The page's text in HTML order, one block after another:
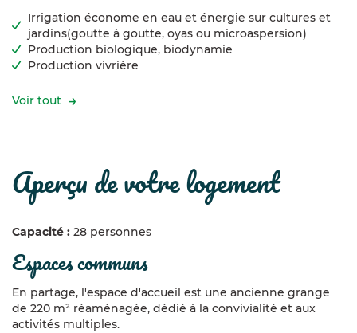
Irrigation économe en eau et énergie sur cultures et
jardins(goutte à goutte, oyas ou microaspersion)
Production biologique, biodynamie
Production vivrière
Voir tout
aperçu de votre logement
Capacité : 28 personnes
espaces communs
En partage, l'espace d'accueil est une ancienne grange
de 220 m² réaménagée, dédié à la convivialité et aux
activités multiples.